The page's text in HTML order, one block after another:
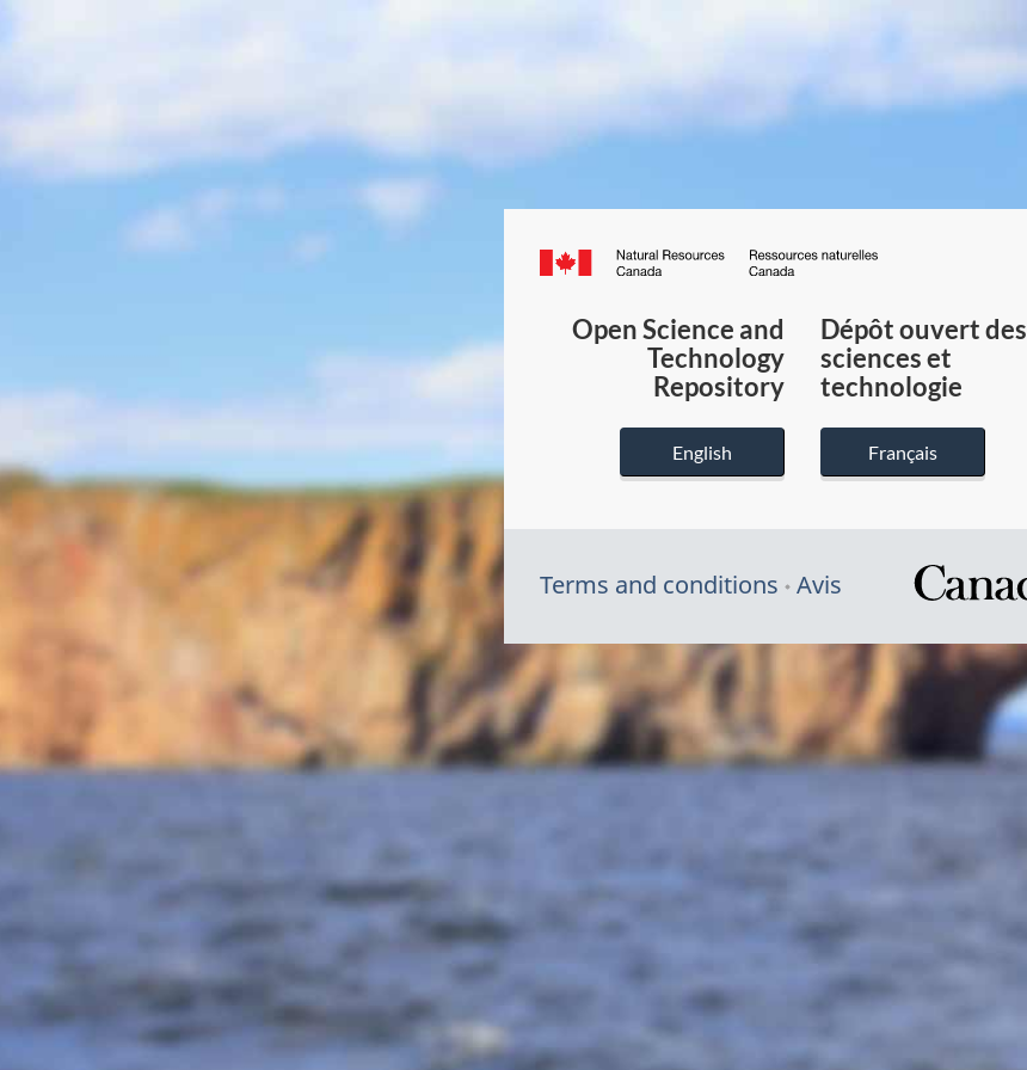
Canada.ca
du
Canada
Open Science and
Technology
Repository
English
Dépôt ouvert des
sciences et
technologie
Français
Terms and conditions Avis